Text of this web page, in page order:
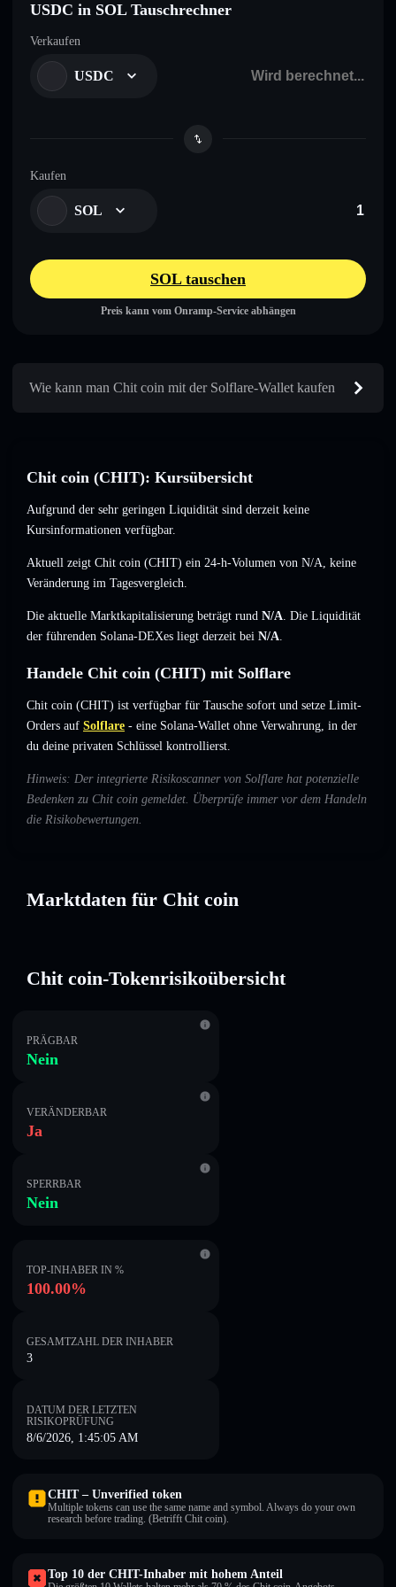
USDC in SOL Tauschrechner
Verkaufen
USDC
Kaufen
SOL
SOL tauschen
Preis kann vom Onramp-Service abhängen
Wie kann man Chit coin mit der Solflare-Wallet kaufen
Chit coin (CHIT): Kursübersicht
Aufgrund der sehr geringen Liquidität sind derzeit keine
Kursinformationen verfügbar.
Aktuell zeigt Chit coin (CHIT) ein 24-h-Volumen von N/A, keine
Veränderung im Tagesvergleich.
Die aktuelle Marktkapitalisierung beträgt rund N/A. Die Liquidität
der führenden Solana-DEXes liegt derzeit bei N/A.
Handele Chit coin (CHIT) mit Solflare
Chit coin (CHIT) ist verfügbar für Tausche sofort und setze Limit-
Orders auf Solflare - eine Solana-Wallet ohne Verwahrung, in der
du deine privaten Schlüssel kontrollierst.
Hinweis: Der integrierte Risikoscanner von Solflare hat potenzielle
Bedenken zu Chit coin gemeldet. Überprüfe immer vor dem Handeln
die Risikobewertungen.
Marktdaten für Chit coin
Chit coin-Tokenrisikoübersicht
PRÄGBAR
Nein
VERÄNDERBAR
Ja
SPERRBAR
Nein
TOP-INHABER IN %
100.00%
GESAMTZAHL DER INHABER
3
DATUM DER LETZTEN
RISIKOPRÜFUNG
8/6/2026, 1:45:05 AM
CHIT – Unverified token
Multiple tokens can use the same name and symbol. Always do your own
research before trading. (Betrifft Chit coin).
Top 10 der CHIT-Inhaber mit hohem Anteil